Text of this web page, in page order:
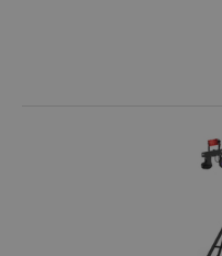
Buitenkant:
Ingebouwde wielen
Afmetingen (B x D x